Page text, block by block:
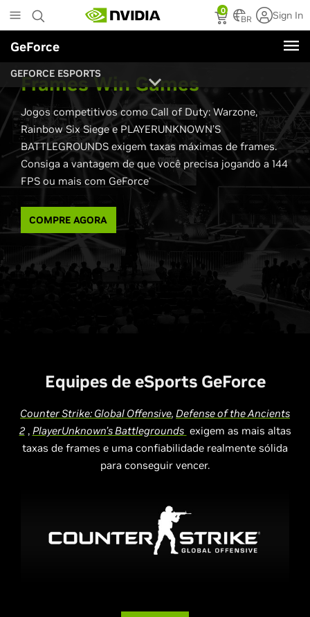
to
main
content
0
BR Sign In
GeForce
GEFORCE ESPORTS
Frames Win Games
Jogos competitivos como Call of Duty: Warzone,
Rainbow Six Siege e PLAYERUNKNOWN’S
BATTLEGROUNDS exigem taxas máximas de frames.
Consiga a vantagem de que você precisa jogando a 144
FPS ou mais com GeForce®
COMPRE AGORA
Equipes de eSports GeForce
Counter Strike: Global Offensive, Defense of the Ancients
2, PlayerUnknown’s Battlegrounds exigem as mais altas
taxas de frames e uma confiabilidade realmente sólida
para conseguir vencer.